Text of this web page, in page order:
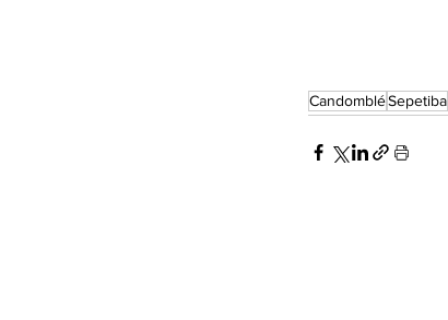
CandombléSepetiba